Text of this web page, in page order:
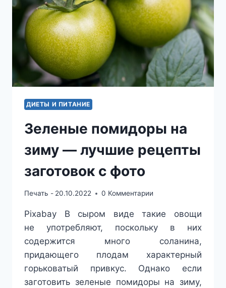
ДИЕТЫ И ПИТАНИЕ
Зеленые помидоры на
зиму — лучшие рецепты
заготовок с фото
Печать - 20.10.2022 0 Комментарии
Pixabay В сыром виде такие овощи
не употребляют, поскольку в них
содержится много соланина,
придающего плодам характерный
горьковатый привкус. Однако если
заготовить зеленые помидоры на зиму,